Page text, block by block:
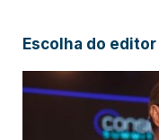
Escolha do editor